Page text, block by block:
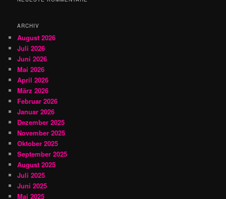
ARCHIV
August 2026
Juli 2026
Juni 2026
Mai 2026
April 2026
März 2026
Februar 2026
Januar 2026
Dezember 2025
November 2025
Oktober 2025
September 2025
August 2025
Juli 2025
Juni 2025
Mai 2025